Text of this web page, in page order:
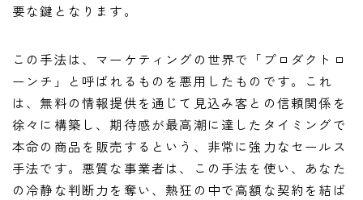
要な鍵となります。
この手法は、マーケティングの世界で「プロダクトロ
ーンチ」と呼ばれるものを悪用したものです。これ
は、無料の情報提供を通じて見込み客との信頼関係を
徐々に構築し、期待感が最高潮に達したタイミングで
本命の商品を販売するという、非常に強力なセールス
手法です。悪質な事業者は、この手法を使い、あなた
の冷静な判断力を奪い、熱狂の中で高額な契約を結ば